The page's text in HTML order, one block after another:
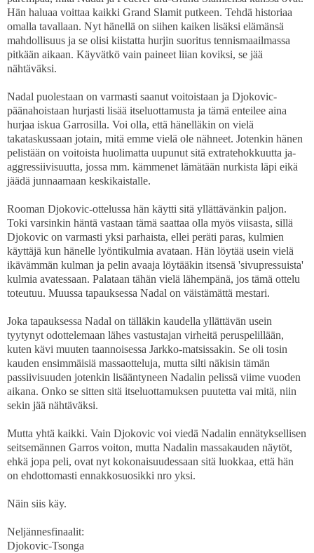
Hän haluaa voittaa kaikki Grand Slamit putkeen. Tehdä historiaa
omalla tavallaan. Nyt hänellä on siihen kaiken lisäksi elämänsä
mahdollisuus ja se olisi kiistatta hurjin suoritus tennismaailmassa
pitkään aikaan. Käyvätkö vain paineet liian koviksi, se jää
nähtäväksi.
Nadal puolestaan on varmasti saanut voitoistaan ja Djokovic-
päänahoistaan hurjasti lisää itseluottamusta ja tämä enteilee aina
hurjaa iskua Garrosilla. Voi olla, että hänelläkin on vielä
takataskussaan jotain, mitä emme vielä ole nähneet. Jotenkin hänen
pelistään on voitoista huolimatta uupunut sitä extratehokkuutta ja-
aggressiivisuutta, jossa mm. kämmenet lämätään nurkista läpi eikä
jäädä junnaamaan keskikaistalle.
Rooman Djokovic-ottelussa hän käytti sitä yllättävänkin paljon.
Toki varsinkin häntä vastaan tämä saattaa olla myös viisasta, sillä
Djokovic on varmasti yksi parhaista, ellei peräti paras, kulmien
käyttäjä kun hänelle lyöntikulmia avataan. Hän löytää usein vielä
ikävämmän kulman ja pelin avaaja löytääkin itsensä 'sivupressuista'
kulmia avatessaan. Palataan tähän vielä lähempänä, jos tämä ottelu
toteutuu. Muussa tapauksessa Nadal on väistämättä mestari.
Joka tapauksessa Nadal on tälläkin kaudella yllättävän usein
tyytynyt odottelemaan lähes vastustajan virheitä peruspelillään,
kuten kävi muuten taannoisessa Jarkko-matsissakin. Se oli tosin
kauden ensimmäisiä massaotteluja, mutta silti näkisin tämän
passiivisuuden jotenkin lisääntyneen Nadalin pelissä viime vuoden
aikana. Onko se sitten sitä itseluottamuksen puutetta vai mitä, niin
sekin jää nähtäväksi.
Mutta yhtä kaikki. Vain Djokovic voi viedä Nadalin ennätyksellisen
seitsemännen Garros voiton, mutta Nadalin massakauden näytöt,
ehkä jopa peli, ovat nyt kokonaisuudessaan sitä luokkaa, että hän
on ehdottomasti ennakkosuosikki nro yksi.
Näin siis käy.
Neljännesfinaalit:
Djokovic-Tsonga